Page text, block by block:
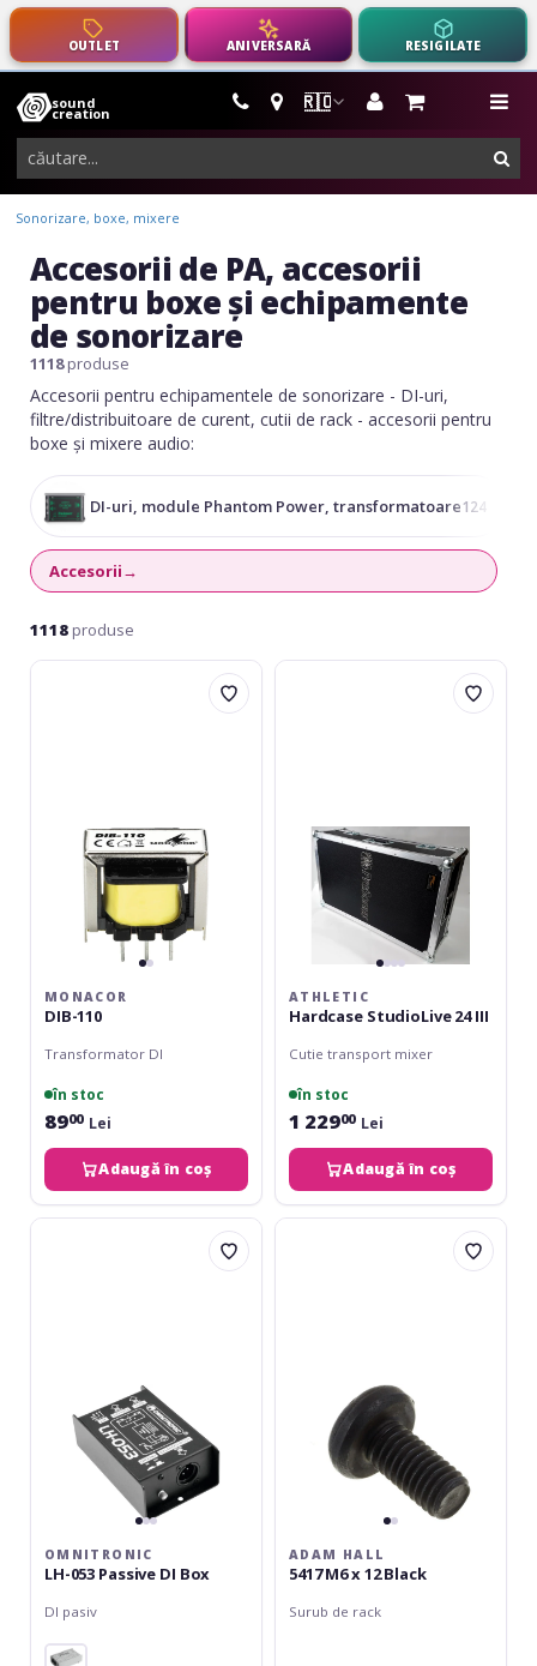
OUTLET ANIVERSARĂ RESIGILATE
🇷🇴
sound
creation
instrumente
muzicale,
echipamente
pro-
audio
Sonorizare, boxe, mixere
Accesorii de PA, accesorii
pentru boxe și echipamente
de sonorizare
1118produse
Accesorii pentru echipamentele de sonorizare - DI-uri,
filtre/distribuitoare de curent, cutii de rack - accesorii pentru
boxe și mixere audio:
DI-uri, module Phantom Power, transformatoare124
Accesorii→
1118 produse
Monacor
MONACOR
DIB-110
Transformator DI
în stoc
8900 Lei
Adaugă în coș
Athletic
ATHLETIC
Hardcase StudioLive 24 III
Cutie transport mixer
în stoc
1 22900 Lei
Adaugă în coș
Omnitronic
OMNITRONIC
LH-053 Passive DI Box
DI pasiv
Adam
ADAM HALL
5417 M6 x 12 Black
Surub de rack